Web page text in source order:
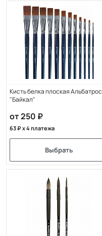
Кисть белка плоская Альбатрос
"Байкал"
от 250
63 x 4 платежа
Выбрать